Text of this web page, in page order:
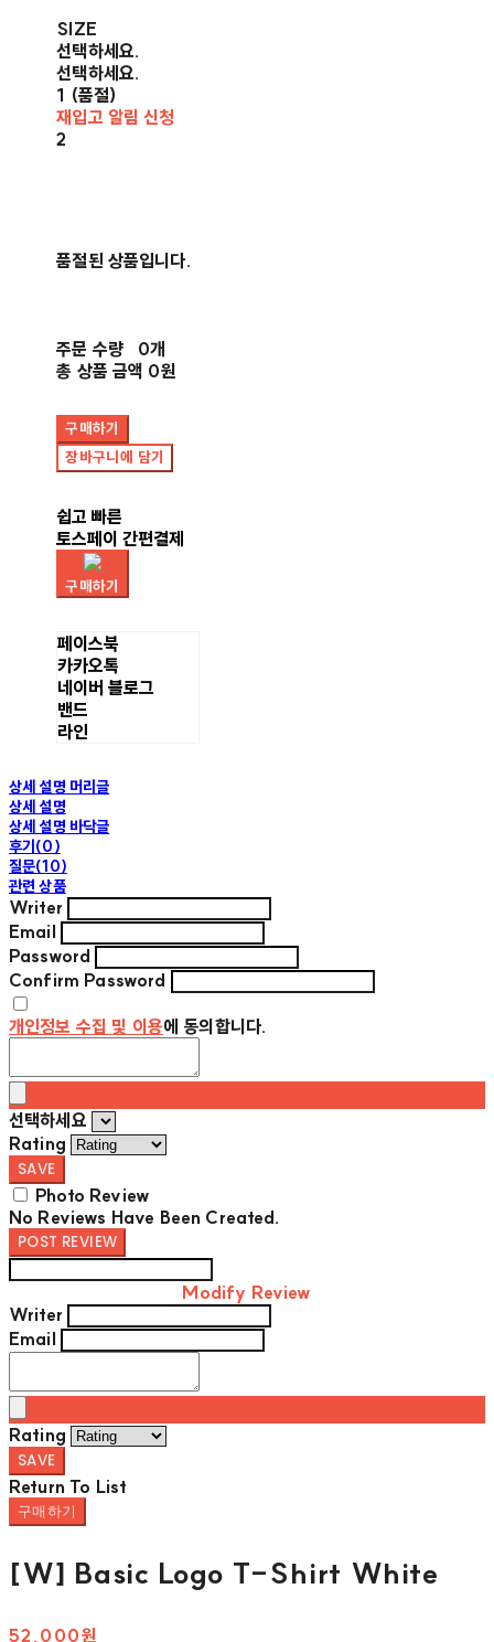
SIZE
선택하세요.
선택하세요.
1 (품절)
재입고 알림 신청
2
품절된 상품입니다.
주문 수량
0개
총 상품 금액 0원
구매하기
장바구니에 담기
쉽고 빠른
토스페이 간편결제
구매하기
페이스북
카카오톡
네이버 블로그
밴드
라인
상세 설명 머리글
상세 설명
상세 설명 바닥글
후기(0)
질문(10)
관련 상품
Writer
Email
Password
Confirm Password
개인정보 수집 및 이용에 동의합니다.
선택하세요
Rating
SAVE
Photo Review
No Reviews Have Been Created.
POST REVIEW
Modify Review
Writer
Email
Rating
SAVE
Return To List
구매하기
[W] Basic Logo T-Shirt White
52,000원